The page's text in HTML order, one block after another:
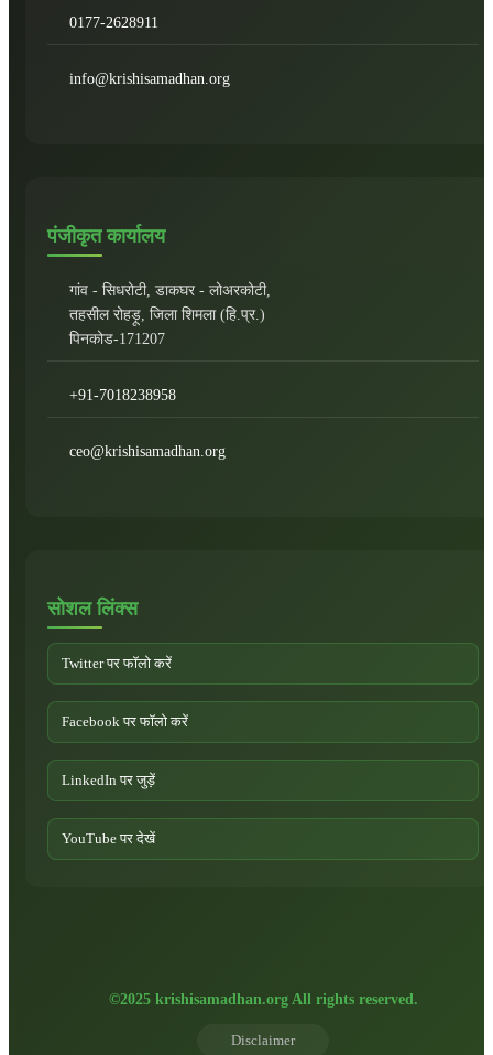
0177-2628911
info@krishisamadhan.org
पंजीकृत कार्यालय
गांव - सिधरोटी, डाकघर - लोअरकोटी,
तहसील रोहड़ू, जिला शिमला (हि.प्र.)
पिनकोड-171207
+91-7018238958
ceo@krishisamadhan.org
सोशल लिंक्स
Twitter पर फॉलो करें
Facebook पर फॉलो करें
LinkedIn पर जुड़ें
YouTube पर देखें
©2025 krishisamadhan.org All rights reserved.
Disclaimer